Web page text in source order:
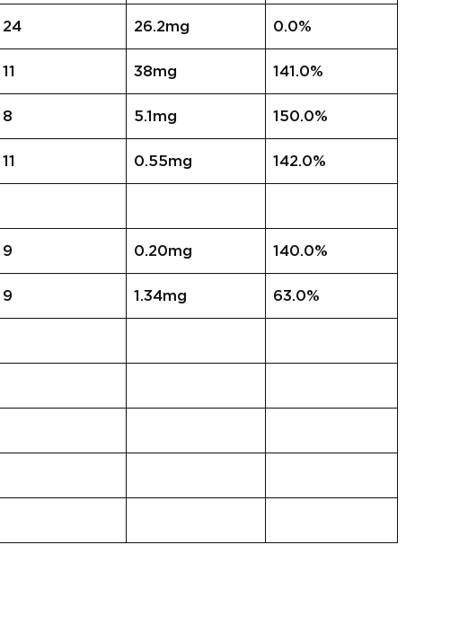
24 26.2mg 0.0%
11 38mg 141.0%
8 5.1mg 150.0%
11 0.55mg 142.0%
9 0.20mg 140.0%
9 1.34mg 63.0%